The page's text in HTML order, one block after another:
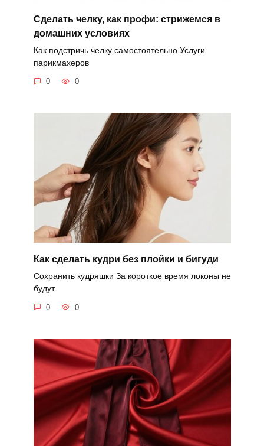
Сделать челку, как профи: стрижемся в
домашних условиях
Как подстричь челку самостоятельно Услуги
парикмахеров
0 0
Как сделать кудри без плойки и бигуди
Сохранить кудряшки За короткое время локоны не
будут
0 0